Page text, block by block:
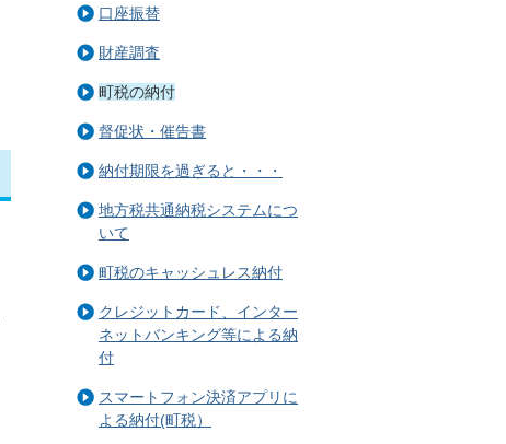
口座振替
財産調査
町税の納付
督促状・催告書
納付期限を過ぎると・・・
地方税共通納税システムにつ
いて
町税のキャッシュレス納付
クレジットカード、インター
ネットバンキング等による納
付
スマートフォン決済アプリに
よる納付(町税）